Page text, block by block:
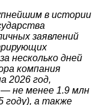
в истории
заявлений
несколько дней
компания
2026 год,
не менее 1.9 млн
году), а также